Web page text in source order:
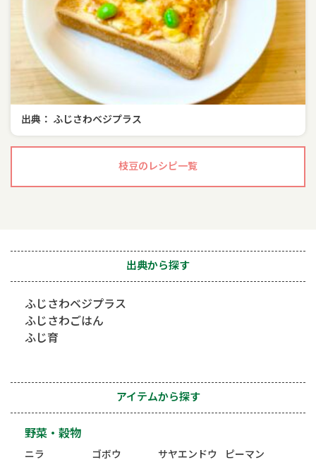
出典： ふじさわベジプラス
枝豆のレシピ一覧
出典から探す
ふじさわベジプラス
ふじさわごはん
ふじ育
アイテムから探す
野菜・穀物
ニラ ゴボウ サヤエンドウ
ピーマン